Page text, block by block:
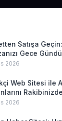
Satışa
Gece
2026
Web Sitesi ile
2026